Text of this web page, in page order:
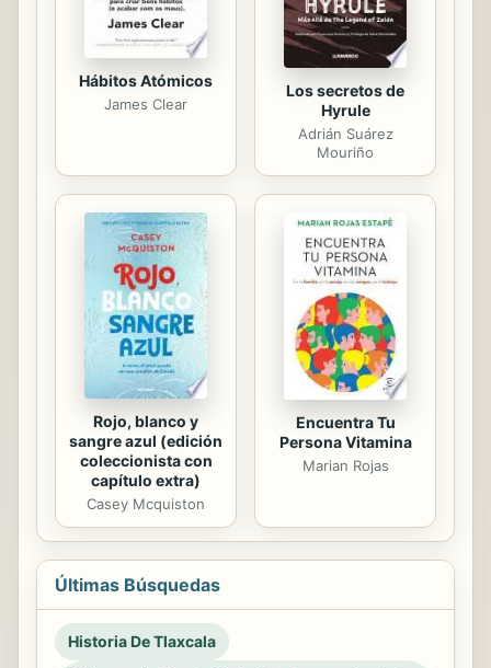
Hábitos Atómicos
James Clear
Los secretos de
Hyrule
Adrián Suárez
Mouriño
Rojo, blanco y
sangre azul (edición
coleccionista con
capítulo extra)
Casey Mcquiston
Encuentra Tu
Persona Vitamina
Marian Rojas
Últimas Búsquedas
Historia De Tlaxcala